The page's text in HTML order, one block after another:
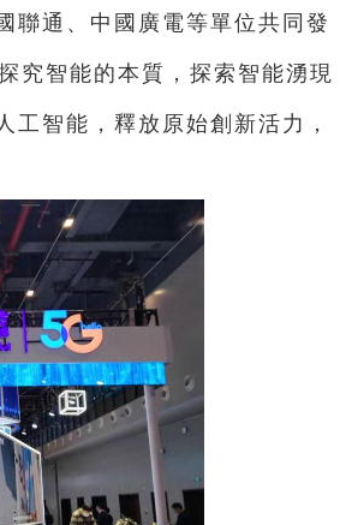
聯通、中國廣電等單位共同發
究智能的本質，探索智能湧現
智能，釋放原始創新活力，